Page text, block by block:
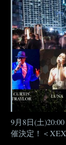
9月8日(土
催決定！＜